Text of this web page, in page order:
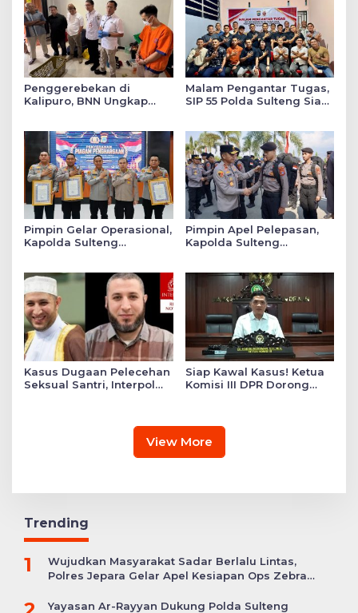
Penggerebekan di
Kalipuro, BNN Ungkap
Diamankan
Malam Pengantar Tugas,
SIP 55 Polda Sulteng Siap
Pimpin Gelar Operasional,
Kapolda Sulteng
Pimpin Apel Pelepasan,
Kapolda Sulteng
Terbaik di Banggai Laut
Kasus Dugaan Pelecehan
Seksual Santri, Interpol
Siap Kawal Kasus! Ketua
Komisi III DPR Dorong
View More
Trending
1
Wujudkan Masyarakat Sadar Berlalu Lintas,
Polres Jepara Gelar Apel Kesiapan Ops Zebra
Yayasan Ar-Rayyan Dukung Polda Sulteng